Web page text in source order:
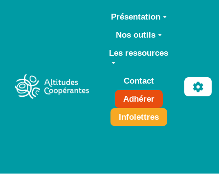
Aller au contenu principal
Présentation
Nos outils
Les ressources
Contact
Adhérer
Infolettres